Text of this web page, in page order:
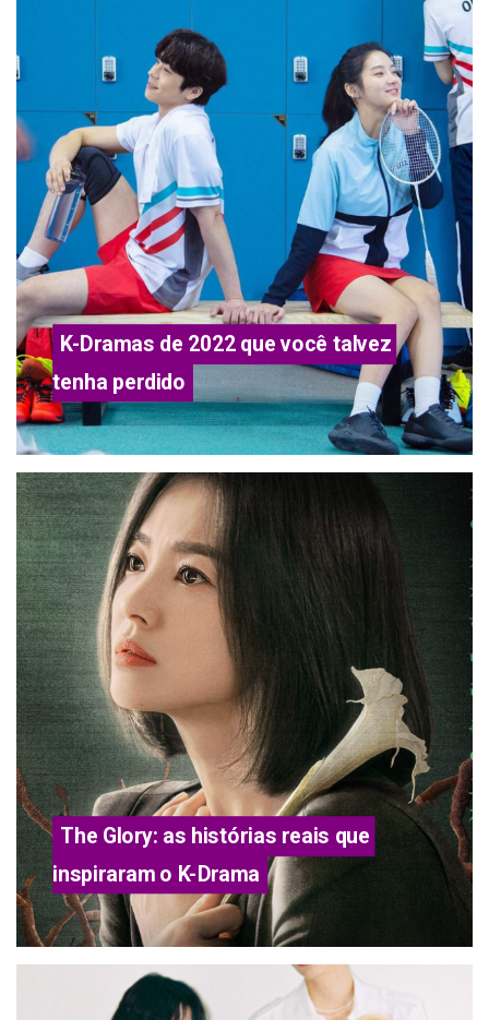
K-Dramas de 2022 que você talvez
tenha perdido
The Glory: as histórias reais que
inspiraram o K-Drama